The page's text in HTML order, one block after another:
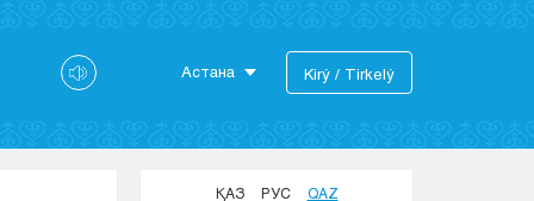
Астана Kіrý / Tіrkelý
ҚАЗ РУС QAZ